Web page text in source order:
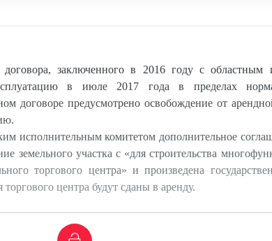
заключенного в 2016 году с областным
в июле 2017 года в пределах
договоре предусмотрено освобождение от
исполнительным комитетом дополнительное
земельного участка с «для строительства
торгового центра» и произведена
центра будут сданы в аренду.